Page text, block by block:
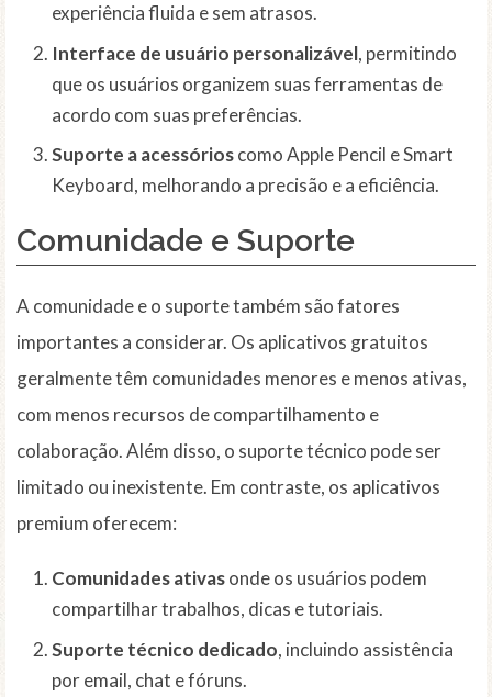
experiência fluida e sem atrasos.
Interface de usuário personalizável, permitindo
que os usuários organizem suas ferramentas de
acordo com suas preferências.
Suporte a acessórioscomo Apple Pencil e Smart
Keyboard, melhorando a precisão e a eficiência.
Comunidade e Suporte
A comunidade e o suporte também são fatores
importantes a considerar. Os aplicativos gratuitos
geralmente têm comunidades menores e menos ativas,
com menos recursos de compartilhamento e
colaboração. Além disso, o suporte técnico pode ser
limitado ou inexistente. Em contraste, os aplicativos
premium oferecem:
Comunidades ativasonde os usuários podem
compartilhar trabalhos, dicas e tutoriais.
Suporte técnico dedicado, incluindo assistência
por email, chat e fóruns.